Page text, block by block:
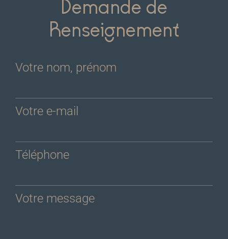
Demande de
Renseignement
Votre nom, prénom
Votre e-mail
Téléphone
Votre message